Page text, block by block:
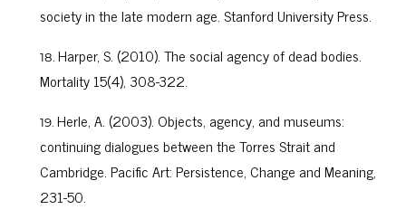
society in the late modern age. Stanford University Press.
Harper, S. (2010). The social agency of dead bodies.
Mortality 15(4), 308-322.
Herle, A. (2003). Objects, agency, and museums:
continuing dialogues between the Torres Strait and
Cambridge. Pacific Art: Persistence, Change and Meaning,
231-50.